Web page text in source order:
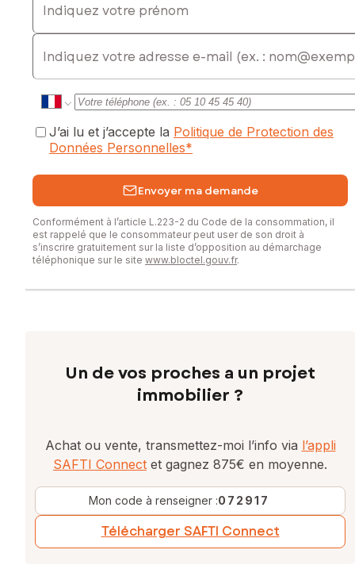
E-mail
J’ai lu et j’accepte la Politique de Protection des
Données Personnelles*
Envoyer ma demande
Conformément à l’article L.223-2 du Code de la consommation, il
est rappelé que le consommateur peut user de son droit à
s’inscrire gratuitement sur la liste d’opposition au démarchage
téléphonique sur le site www.bloctel.gouv.fr.
Un de vos proches a un projet
immobilier ?
Achat ou vente, transmettez-moi l’info via l’appli
SAFTI Connect et gagnez 875€ en moyenne.
Mon code à renseigner :072917
Télécharger SAFTI Connect